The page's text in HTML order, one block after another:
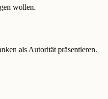
wollen.
als Autorität präsentieren.